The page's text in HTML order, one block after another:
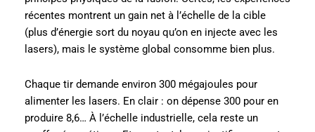
récentes montrent un gain net à l’échelle de la cible
(plus d’énergie sort du noyau qu’on en injecte avec les
lasers), mais le système global consomme bien plus.
Chaque tir demande environ 300 mégajoules pour
alimenter les lasers. En clair : on dépense 300 pour en
produire 8,6… À l’échelle industrielle, cela reste un